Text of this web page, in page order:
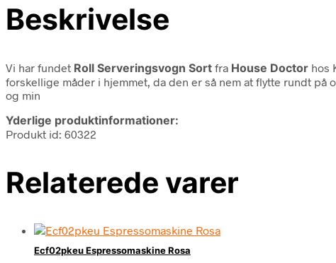
Beskrivelse
Vi har fundet Roll Serveringsvogn Sort fra House Doctor hos
forskellige måder i hjemmet, da den er så nem at flytte rundt
og min
Yderlige produktinformationer:
Produkt id: 60322
Relaterede varer
Ecf02pkeu Espressomaskine Rosa